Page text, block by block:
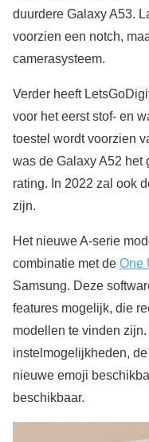
duurdere Galaxy A53.
voorzien een notch,
camerasysteem.
Verder heeft
voor het eerst stof- en
toestel wordt voorzien
was de Galaxy A52 het
rating. In 2022 zal ook
zijn.
Het nieuwe A-serie
combinatie met de One
Samsung. Deze
features mogelijk, die
modellen te vinden
instelmogelijkheden,
nieuwe emoji
beschikbaar.